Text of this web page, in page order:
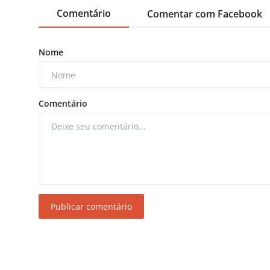
Comentário Comentar com Facebook
Nome
Comentário
Publicar comentário